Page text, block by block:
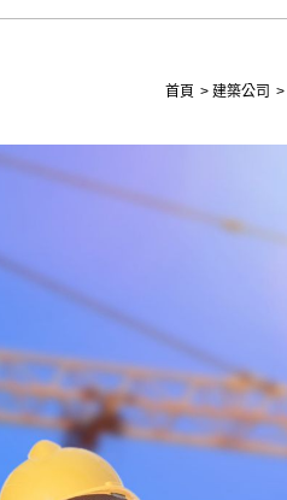
首頁 建築公司